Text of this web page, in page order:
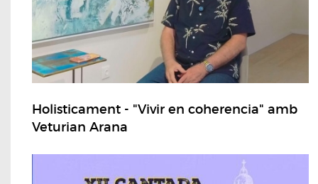
Holisticament - "Vivir en coherencia" amb
Veturian Arana